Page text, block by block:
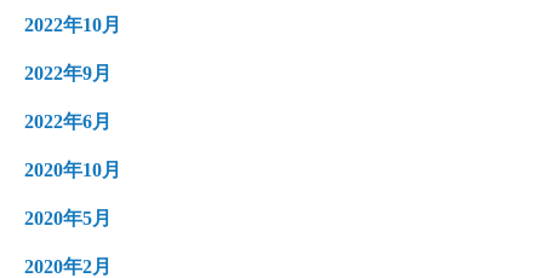
2022年10月
2022年9月
2022年6月
2020年10月
2020年5月
2020年2月